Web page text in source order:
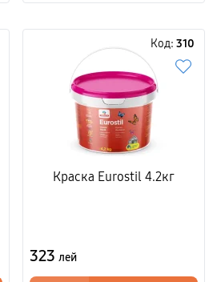
Код: 310
Краска Eurostil 4.2кг
323 лей